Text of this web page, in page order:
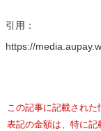
引用：
https://
この記事に記載された
表記の金額は、特に記